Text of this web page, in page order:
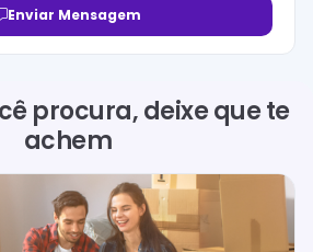
Enviar Mensagem
procura, deixe que te
achem